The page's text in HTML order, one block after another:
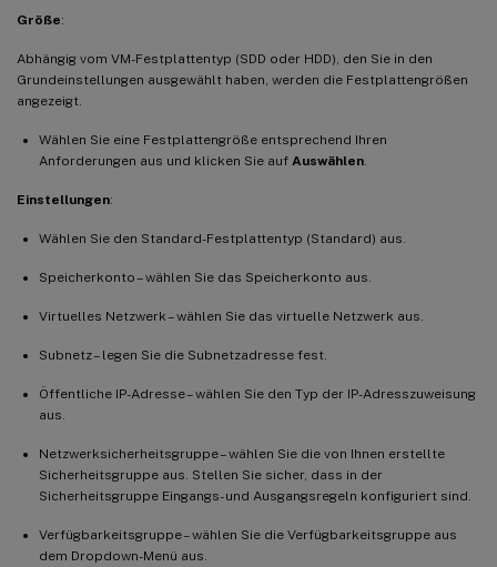
Größe:
Abhängig vom VM-Festplattentyp (SDD oder HDD), den Sie in den
Grundeinstellungen ausgewählt haben, werden die Festplattengrößen
angezeigt.
Wählen Sie eine Festplattengröße entsprechend Ihren
Anforderungen aus und klicken Sie auf Auswählen
Einstellungen:
Wählen Sie den Standard-Festplattentyp (Standard) aus.
Speicherkonto – wählen Sie das Speicherkonto aus.
Virtuelles Netzwerk – wählen Sie das virtuelle Netzwerk aus.
Subnetz – legen Sie die Subnetzadresse fest.
Öffentliche IP-Adresse – wählen Sie den Typ der IP-Adresszuweisung
aus.
Netzwerksicherheitsgruppe – wählen Sie die von Ihnen erstellte
Sicherheitsgruppe aus. Stellen Sie sicher, dass in der
Sicherheitsgruppe Eingangs- und Ausgangsregeln konfiguriert sind.
Verfügbarkeitsgruppe – wählen Sie die Verfügbarkeitsgruppe aus
dem Dropdown-Menü aus.